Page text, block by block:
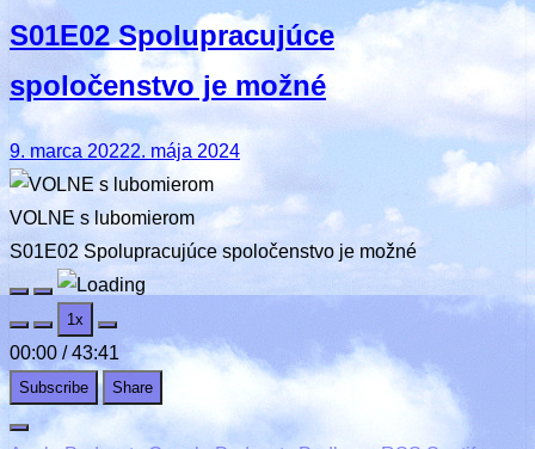
S01E02 Spolupracujúce
spoločenstvo je možné
Posted
on
9. marca 20222. mája 2024
VOLNE s lubomierom
S01E02 Spolupracujúce spoločenstvo je možné
Episode
Pause
Episode
1x
00:00 / 43:41
Subscribe Share